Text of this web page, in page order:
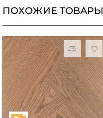
ПОХОЖИЕ ТОВАРЫ